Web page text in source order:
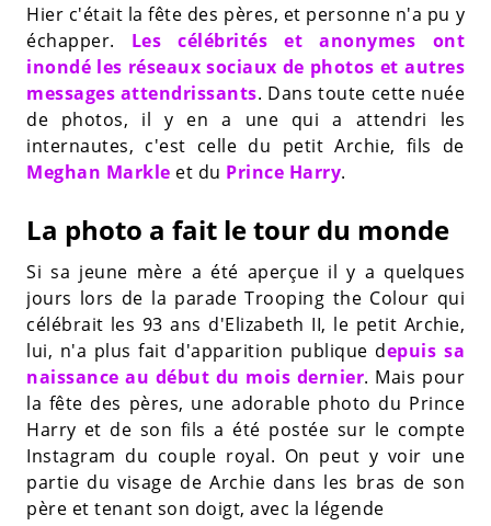
Hier c'était la fête des pères, et personne n'a pu y
échapper. Les célébrités et anonymes ont
inondé les réseaux sociaux de photos et autres
messages attendrissants. Dans toute cette nuée
de photos, il y en a une qui a attendri les
internautes, c'est celle du petit Archie, fils de
Meghan Markle et du Prince Harry.
La photo a fait le tour du monde
Si sa jeune mère a été aperçue il y a quelques
jours lors de la parade Trooping the Colour qui
célébrait les 93 ans d'Elizabeth II, le petit Archie,
lui, n'a plus fait d'apparition publique depuis sa
naissance au début du mois dernier. Mais pour
la fête des pères, une adorable photo du Prince
Harry et de son fils a été postée sur le compte
Instagram du couple royal. On peut y voir une
partie du visage de Archie dans les bras de son
père et tenant son doigt, avec la légende